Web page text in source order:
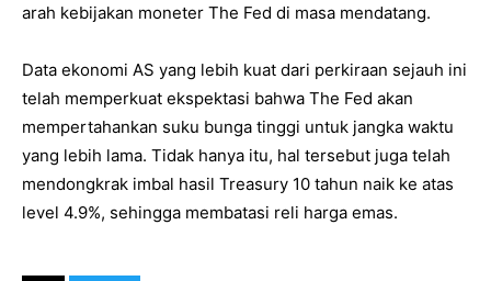
arah kebijakan moneter The Fed di masa mendatang.
Data ekonomi AS yang lebih kuat dari perkiraan sejauh ini
telah memperkuat ekspektasi bahwa The Fed akan
mempertahankan suku bunga tinggi untuk jangka waktu
yang lebih lama. Tidak hanya itu, hal tersebut juga telah
mendongkrak imbal hasil Treasury 10 tahun naik ke atas
level 4.9%, sehingga membatasi reli harga emas.